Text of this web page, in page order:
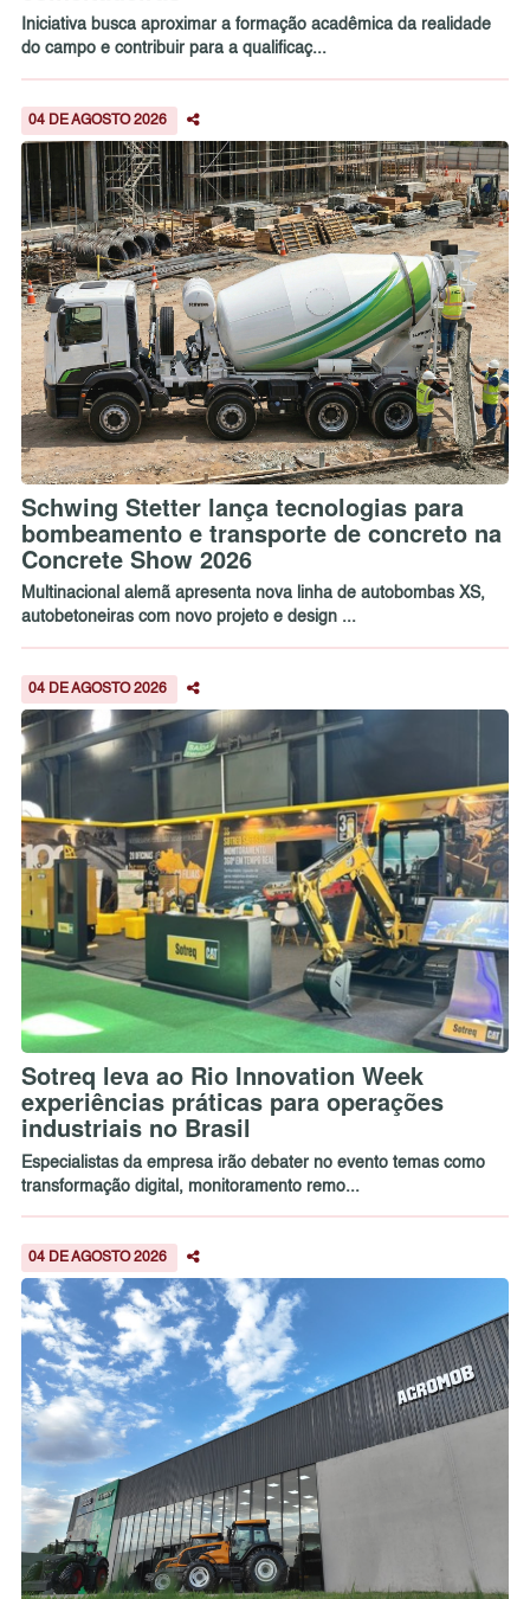
Iniciativa busca aproximar a formação acadêmica da realidade
do campo e contribuir para a qualificaç...
04 DE AGOSTO 2026
Schwing Stetter lança tecnologias para
bombeamento e transporte de concreto na
Concrete Show 2026
Multinacional alemã apresenta nova linha de autobombas XS,
autobetoneiras com novo projeto e design ...
04 DE AGOSTO 2026
Sotreq leva ao Rio Innovation Week
experiências práticas para operações
industriais no Brasil
Especialistas da empresa irão debater no evento temas como
transformação digital, monitoramento remo...
04 DE AGOSTO 2026